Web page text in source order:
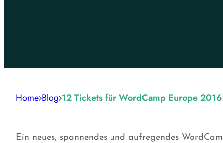
Home Blog 12 Tickets für WordCamp Europe
Ein neues, spannendes und aufregendes